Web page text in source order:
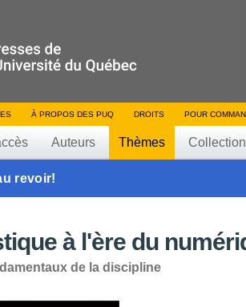
À PROPOS DES PUQ DROITS POUR
Auteurs Thèmes
revoir!
à l'ère du
de la discipline